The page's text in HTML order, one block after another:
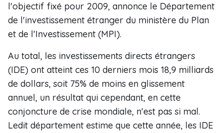
l'objectif fixé pour 2009, annonce le Département
de l'investissement étranger du ministère du Plan
et de l'Investissement (MPI).
Au total, les investissements directs étrangers
(IDE) ont atteint ces 10 derniers mois 18,9 milliards
de dollars, soit 75% de moins en glissement
annuel, un résultat qui cependant, en cette
conjoncture de crise mondiale, n'est pas si mal.
Ledit département estime que cette année, les IDE